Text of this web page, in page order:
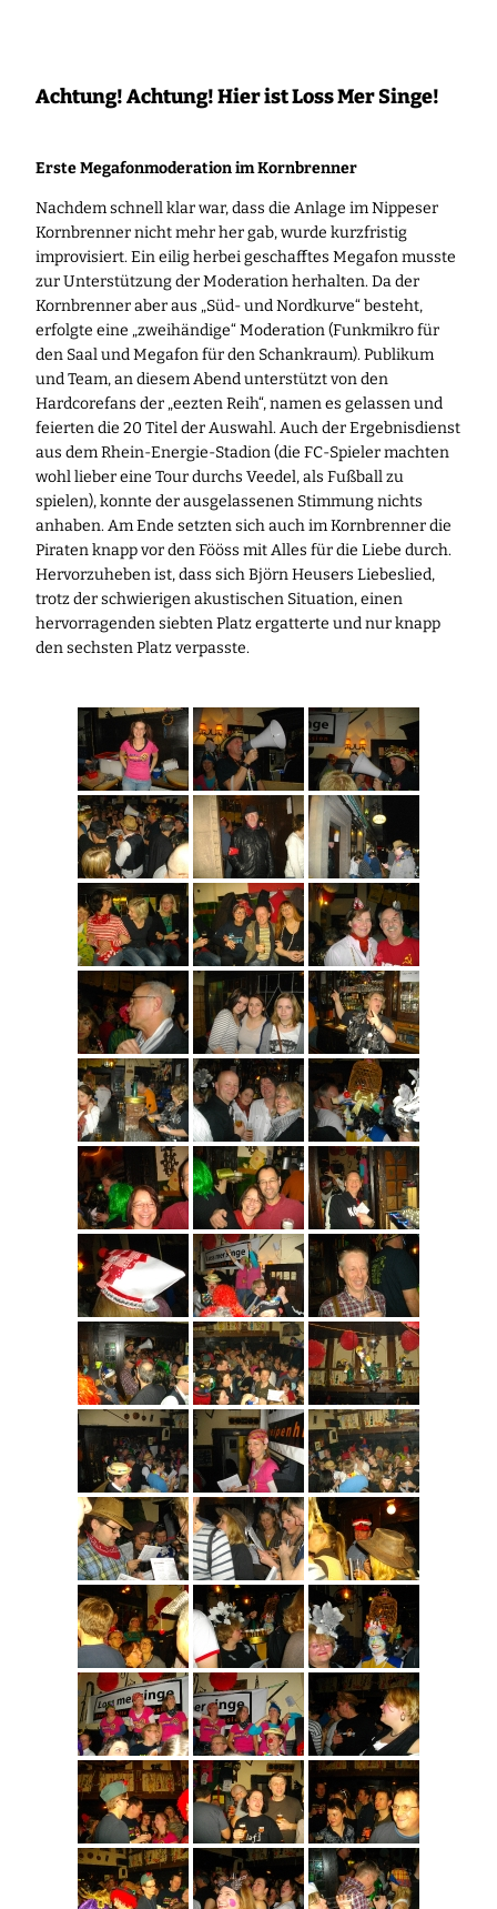
Achtung! Achtung! Hier ist Loss Mer Singe!
Erste Megafonmoderation im Kornbrenner
Nachdem schnell klar war, dass die Anlage im Nippeser
Kornbrenner nicht mehr her gab, wurde kurzfristig
improvisiert. Ein eilig herbei geschafftes Megafon musste
zur Unterstützung der Moderation herhalten. Da der
Kornbrenner aber aus „Süd- und Nordkurve“ besteht,
erfolgte eine „zweihändige“Moderation (Funkmikro für
den Saal und Megafon für den Schankraum). Publikum
und Team, an diesem Abend unterstützt von den
Hardcorefans der „eezten Reih“, namen es gelassen und
feierten die 20 Titel der Auswahl. Auch der Ergebnisdienst
aus dem Rhein-Energie-Stadion (die FC-Spieler machten
wohl lieber eine Tour durchs Veedel, als Fußball zu
spielen), konnte der ausgelassenen Stimmung nichts
anhaben. Am Ende setzten sich auch im Kornbrenner die
Piraten knapp vor den Fööss mit Alles für die Liebe durch.
Hervorzuheben ist, dass sich Björn Heusers Liebeslied,
trotz der schwierigen akustischen Situation, einen
hervorragenden siebten Platz ergatterte und nur knapp
den sechsten Platz verpasste.